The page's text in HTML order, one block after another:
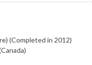
(Completed in 2012)